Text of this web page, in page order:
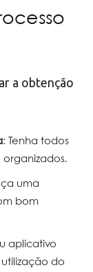
a obtenção
: Tenha todos
organizados.
uma
bom
aplicativo
do